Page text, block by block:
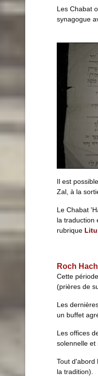
Les Chabat
synagogue
Il est
Zal, à la
Le Chabat
la traduction
rubrique
Roch
Cette
(prières de
Les
un buffet
Les offices
solennelle et
Tout d'abord
la tradition).